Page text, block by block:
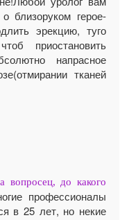
близоруком герое-
эрекцию, туго
приостановить
напрасное
тканей
вопросец, до какого
профессионалы
в 25 лет, но некие